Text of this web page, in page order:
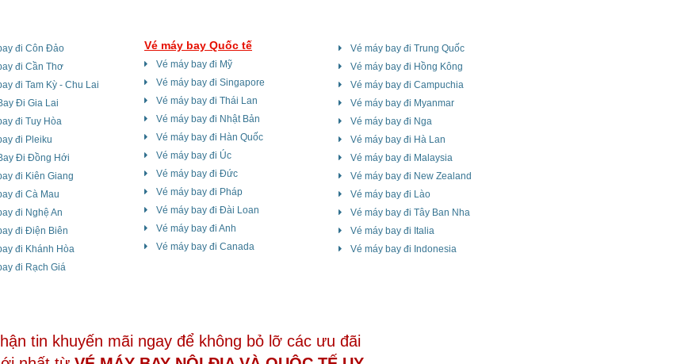
đi Côn Đảo
đi Cần Thơ
đi Tam Kỳ - Chu Lai
Đi Gia Lai
đi Tuy Hòa
đi Pleiku
Đi Đồng Hới
đi Kiên Giang
đi Cà Mau
đi Nghệ An
đi Điện Biên
đi Khánh Hòa
đi Rạch Giá
Vé máy bay Quốc tế
Vé máy bay đi Mỹ
Vé máy bay đi Singapore
Vé máy bay đi Thái Lan
Vé máy bay đi Nhật Bản
Vé máy bay đi Hàn Quốc
Vé máy bay đi Úc
Vé máy bay đi Đức
Vé máy bay đi Pháp
Vé máy bay đi Đài Loan
Vé máy bay đi Anh
Vé máy bay đi Canada
Vé máy bay đi Trung Quốc
Vé máy bay đi Hồng Kông
Vé máy bay đi Campuchia
Vé máy bay đi Myanmar
Vé máy bay đi Nga
Vé máy bay đi Hà Lan
Vé máy bay đi Malaysia
Vé máy bay đi New Zealand
Vé máy bay đi Lào
Vé máy bay đi Tây Ban Nha
Vé máy bay đi Italia
Vé máy bay đi Indonesia
tin khuyến mãi ngay để không bỏ lỡ các ưu đãi